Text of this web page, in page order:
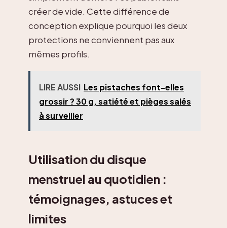
créer de vide. Cette différence de
conception explique pourquoi les deux
protections ne conviennent pas aux
mêmes profils.
LIRE AUSSI Les pistaches font-elles
grossir ? 30 g, satiété et pièges salés
à surveiller
Utilisation du disque
menstruel au quotidien :
témoignages, astuces et
limites